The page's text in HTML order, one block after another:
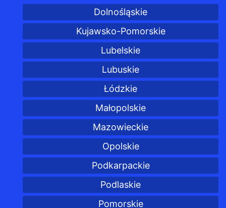
Dolnośląskie
Kujawsko-Pomorskie
Lubelskie
Lubuskie
Łódzkie
Małopolskie
Mazowieckie
Opolskie
Podkarpackie
Podlaskie
Pomorskie